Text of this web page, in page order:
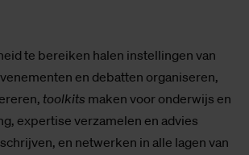
te bereiken halen instellingen van
en debatten organiseren,
toolkits maken voor onderwijs en
expertise verzamelen en advies
en netwerken in alle lagen van